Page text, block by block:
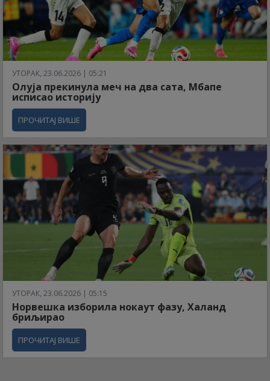
УТОРАК, 23.06.2026 | 05:21
Олуја прекинула меч на два сата, Мбапе
исписао историју
ПРОЧИТАЈ ВИШЕ
УТОРАК, 23.06.2026 | 05:15
Норвешка изборила нокаут фазу, Халанд
бриљирао
ПРОЧИТАЈ ВИШЕ